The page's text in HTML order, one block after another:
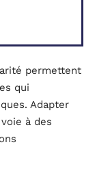
permettent
qui
Adapter
à des